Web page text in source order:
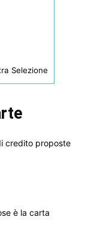
Selezione
credito proposte
è la carta